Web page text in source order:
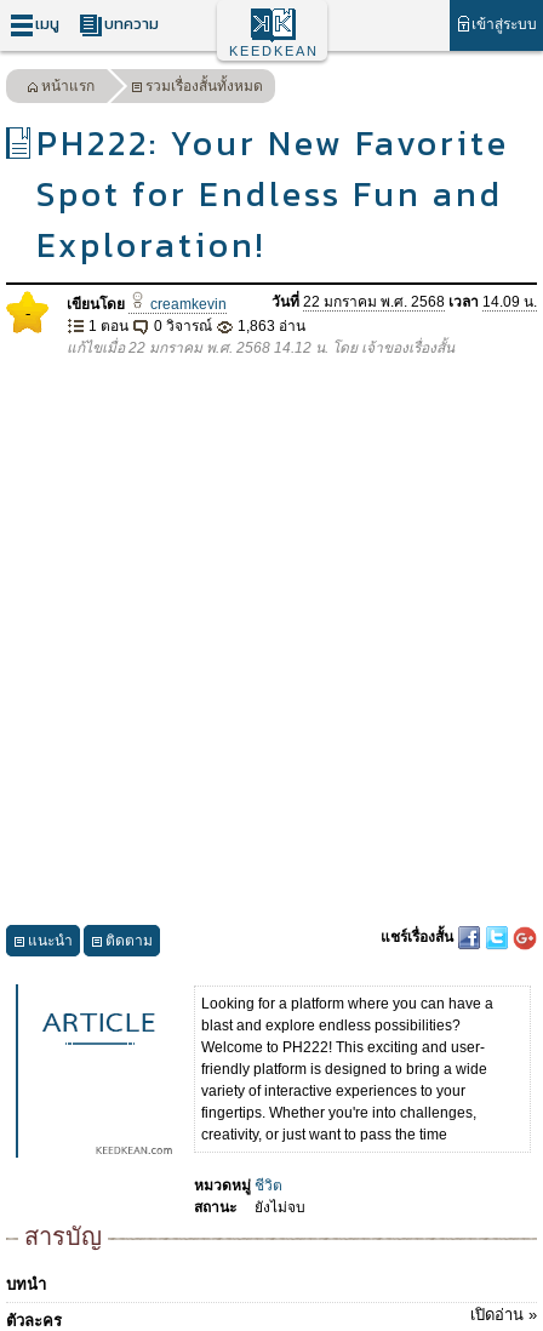
เมนู บทความ เข้าสู่ระบบ
KEEDKEAN
หน้าแรก รวมเรื่องสั้นทั้งหมด
PH222: Your New Favorite
Spot for Endless Fun and
Exploration!
- เขียนโดย creamkevin วันที่ 22 มกราคม พ.ศ. 2568 เวลา 14.09 น.
1 ตอน
0 วิจารณ์
1,863 อ่าน
แก้ไขเมื่อ 22 มกราคม พ.ศ. 2568 14.12 น. โดย เจ้าของเรื่องสั้น
แนะนำ ติดตาม แชร์เรื่องสั้น
Looking for a platform where you can have a
blast and explore endless possibilities?
Welcome to PH222! This exciting and user-
friendly platform is designed to bring a wide
variety of interactive experiences to your
fingertips. Whether you're into challenges,
creativity, or just want to pass the time
หมวดหมู่ ชีวิต
สถานะ
ยังไม่จบ
สารบัญ
บทนำ
ตัวละคร
เปิดอ่าน »